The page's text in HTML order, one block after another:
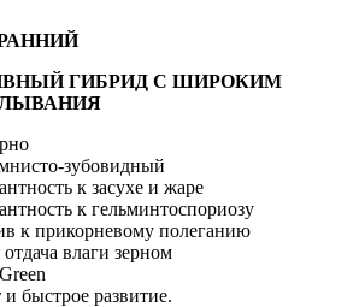
ГИБРИД С ШИРОКИМ
зубовидный
к засухе и жаре
к гельминтоспориозу
к прикорневому полеганию
влаги зерном
быстрое развитие.